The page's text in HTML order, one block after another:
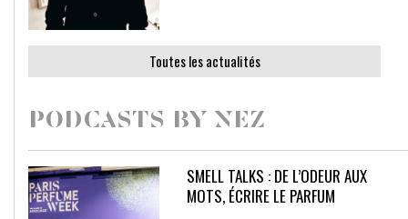
Toutes les actualités
PODCASTS BY NEZ
SMELL TALKS : DE L’ODEUR AUX
MOTS, ÉCRIRE LE PARFUM